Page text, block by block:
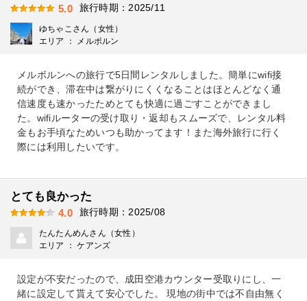
5.0 旅行時期：2025/11
ゆちゃこさん（女性）
エリア ： メルボルン
メルボルンへの旅行で5日間レンタルしました。簡単にwifi接
続ができ、滞在中は繋がりにくくなることはほとんどなく通
信速度も速かったためとても快適に過ごすことができまし
た。wifiルーターの受け取り・返却もスムーズで、レンタル料
金もお手頃なためいつも助かってます！また海外旅行に行く
際には利用したいです。
とても良かった
4.0 旅行時期：2025/08
たんたんめんさん（女性）
エリア ： ケアンズ
設定が不安だったので、成田空港カウンター受取りにし、一
緒に設定して貰えて安心でした。 現地の街中では不自由無く